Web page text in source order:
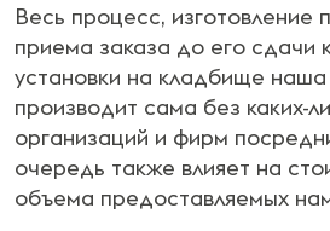
Весь процесс, изготовление
приема заказа до его сдачи
установки на кладбище наша
производит сама без каких-
организаций и фирм
очередь также влияет на
объема предоставляемых